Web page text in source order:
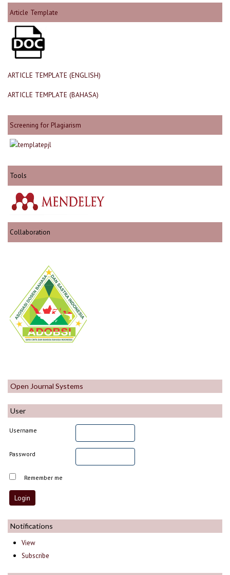
Article Template
ARTICLE TEMPLATE (ENGLISH)
ARTICLE TEMPLATE (BAHASA)
Screening for Plagiarism
Tools
Collaboration
Open Journal Systems
User
Username
Password
Remember me
Notifications
View
Subscribe